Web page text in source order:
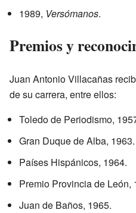
1989, Versómanos.
Premios y
Juan Antonio Villacañas
de su carrera, entre ellos:
Toledo de Periodismo,
Gran Duque de Alba, 1963.
Países Hispánicos, 1964.
Premio Provincia de León,
Juan de Baños, 1965.